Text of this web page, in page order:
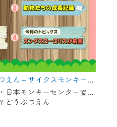
おうちで猿ジョイどうぶつえん～サイクスモンキー～（2024年12月16日初回放送）
世界屈指のサル類動物園・日本モンキーセンター協力の親子で学べる動物番組。
どうぶつえん